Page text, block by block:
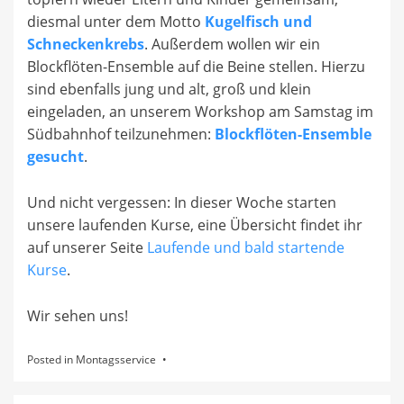
diesmal unter dem Motto Kugelfisch und
Schneckenkrebs. Außerdem wollen wir ein
Blockflöten-Ensemble auf die Beine stellen. Hierzu
sind ebenfalls jung und alt, groß und klein
eingeladen, an unserem Workshop am Samstag im
Südbahnhof teilzunehmen: Blockflöten-Ensemble
gesucht.
Und nicht vergessen: In dieser Woche starten
unsere laufenden Kurse, eine Übersicht findet ihr
auf unserer Seite Laufende und bald startende
Kurse.
Wir sehen uns!
Posted in Montagsservice